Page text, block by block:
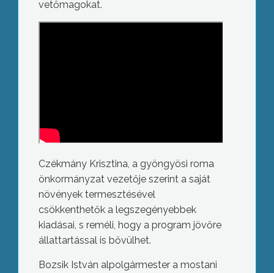
vetőmagokat.
Czékmány Krisztina, a gyöngyösi roma
önkormányzat vezetője szerint a saját
növények termesztésével
csökkenthetők a legszegényebbek
kiadásai, s reméli, hogy a program jövőre
állattartással is bővülhet.
Bozsik István alpolgármester a mostani